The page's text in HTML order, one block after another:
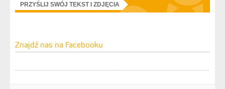
PRZYŚLIJ SWÓJ TEKST I ZDJĘCIA
Znajdź nas na Facebooku